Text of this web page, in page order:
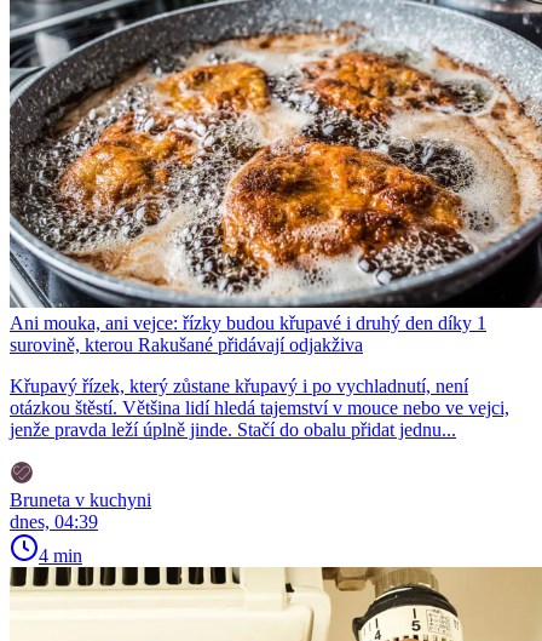
Ani mouka, ani vejce: řízky budou křupavé i druhý den díky 1
surovině, kterou Rakušané přidávají odjakživa
Křupavý řízek, který zůstane křupavý i po vychladnutí, není
otázkou štěstí. Většina lidí hledá tajemství v mouce nebo ve vejci,
jenže pravda leží úplně jinde. Stačí do obalu přidat jednu...
Bruneta v kuchyni
dnes, 04:39
4 min